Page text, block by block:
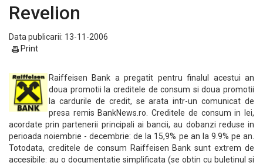
Revelion
Data publicarii: 13-11-2006
Print
Raiffeisen Bank a pregatit pentru finalul acestui an
doua promotii la creditele de consum si doua promotii
la cardurile de credit, se arata intr-un comunicat de
presa remis BankNews.ro. Creditele de consum in lei,
acordate prin partenerii principali ai bancii, au dobanzi reduse in
perioada noiembrie - decembrie: de la 15,9% pe an la 9.9% pe an.
Totodata, creditele de consum Raiffeisen Bank sunt extrem de
accesibile: au o documentatie simplificata (se obtin cu buletinul si